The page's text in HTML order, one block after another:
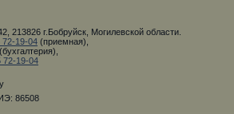
213826 г.Бобруйск, Могилевской области.
72-19-04 (приемная),
(бухгалтерия),
72-19-04
86508